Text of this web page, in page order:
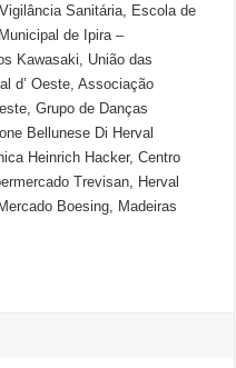
Sanitária, Escola de
de Ipira –
Kawasaki, União das
d’ Oeste, Associação
Grupo de Danças
Bellunese Di Herval
Heinrich Hacker, Centro
Trevisan, Herval
Boesing, Madeiras